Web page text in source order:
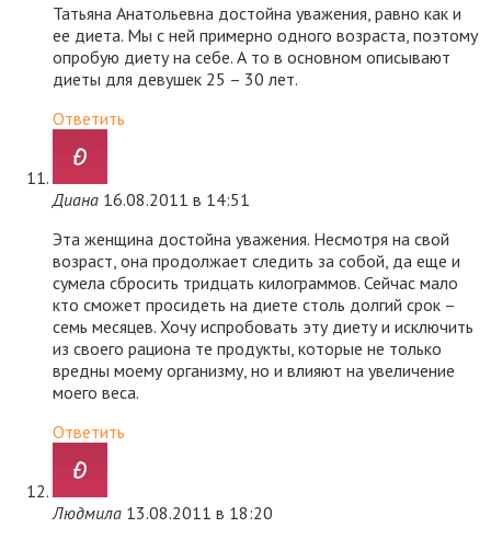
Татьяна Анатольевна достойна уважения, равно как и
ее диета. Мы с ней примерно одного возраста, поэтому
опробую диету на себе. А то в основном описывают
диеты для девушек 25 – 30 лет.
Ответить
Диана 16.08.2011 в 14:51
Эта женщина достойна уважения. Несмотря на свой
возраст, она продолжает следить за собой, да еще и
сумела сбросить тридцать килограммов. Сейчас мало
кто сможет просидеть на диете столь долгий срок –
семь месяцев. Хочу испробовать эту диету и исключить
из своего рациона те продукты, которые не только
вредны моему организму, но и влияют на увеличение
моего веса.
Ответить
Людмила 13.08.2011 в 18:20